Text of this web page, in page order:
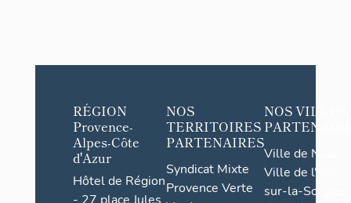
RÉGION
Provence-
Alpes-Côte
d'Azur
Hôtel de Région
NOS
TERRITOIRES
PARTENAIRES
Syndicat Mixte
Provence Verte
NOS VILLES
Ville de Nice
Ville de l'Isle-
sur-la-Sorgue